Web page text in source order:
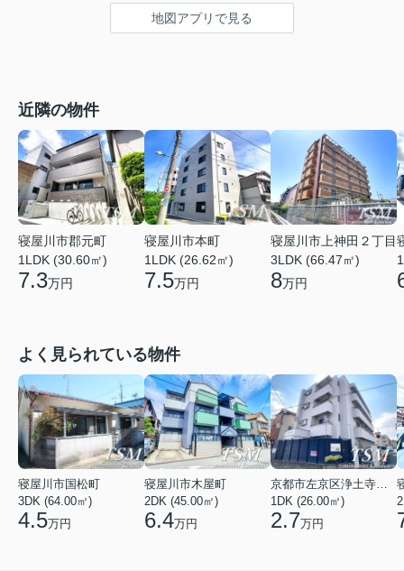
地図アプリで見る
近隣の物件
寝屋川市郡元町
1LDK (30.60㎡)
7.3万円
寝屋川市本町
1LDK (26.62㎡)
7.5万円
寝屋川市上神田２丁目
3LDK (66.47㎡)
8万円
よく見られている物件
寝屋川市国松町
3DK (64.00㎡)
4.5万円
寝屋川市木屋町
2DK (45.00㎡)
6.4万円
京都市左京区浄土寺馬場町
1DK (26.00㎡)
2.7万円